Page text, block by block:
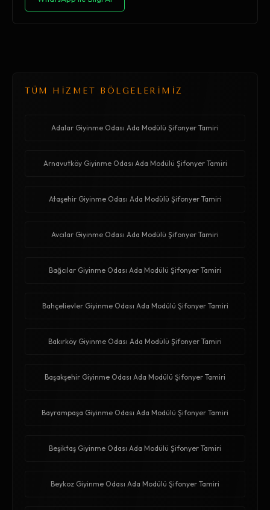
TÜM HİZMET BÖLGELERİMİZ
Adalar Giyinme Odası Ada Modülü Şifonyer Tamiri
Arnavutköy Giyinme Odası Ada Modülü Şifonyer Tamiri
Ataşehir Giyinme Odası Ada Modülü Şifonyer Tamiri
Avcılar Giyinme Odası Ada Modülü Şifonyer Tamiri
Bağcılar Giyinme Odası Ada Modülü Şifonyer Tamiri
Bahçelievler Giyinme Odası Ada Modülü Şifonyer Tamiri
Bakırköy Giyinme Odası Ada Modülü Şifonyer Tamiri
Başakşehir Giyinme Odası Ada Modülü Şifonyer Tamiri
Bayrampaşa Giyinme Odası Ada Modülü Şifonyer Tamiri
Beşiktaş Giyinme Odası Ada Modülü Şifonyer Tamiri
Beykoz Giyinme Odası Ada Modülü Şifonyer Tamiri